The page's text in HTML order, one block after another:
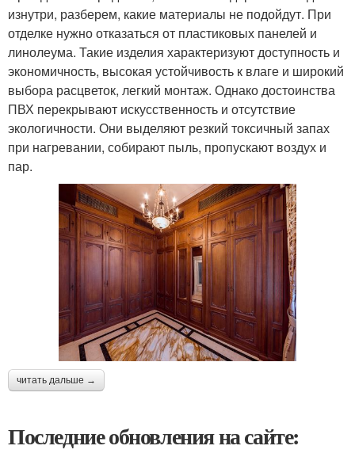
изнутри, разберем, какие материалы не подойдут. При
отделке нужно отказаться от пластиковых панелей и
линолеума. Такие изделия характеризуют доступность и
экономичность, высокая устойчивость к влаге и широкий
выбора расцветок, легкий монтаж. Однако достоинства
ПВХ перекрывают искусственность и отсутствие
экологичности. Они выделяют резкий токсичный запах
при нагревании, собирают пыль, пропускают воздух и
пар.
читать дальше →
Последние обновления на сайте: